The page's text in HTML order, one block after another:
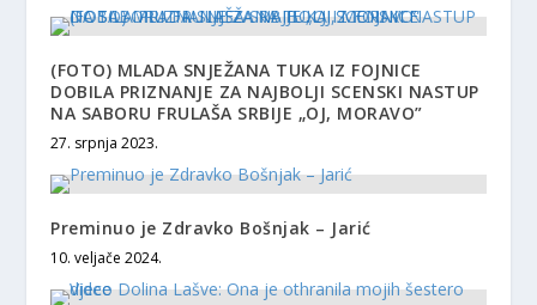
(FOTO) MLADA SNJEŽANA TUKA IZ FOJNICE
DOBILA PRIZNANJE ZA NAJBOLJI SCENSKI NASTUP
NA SABORU FRULAŠA SRBIJE „OJ, MORAVO”
27. srpnja 2023.
Preminuo je Zdravko Bošnjak – Jarić
10. veljače 2024.